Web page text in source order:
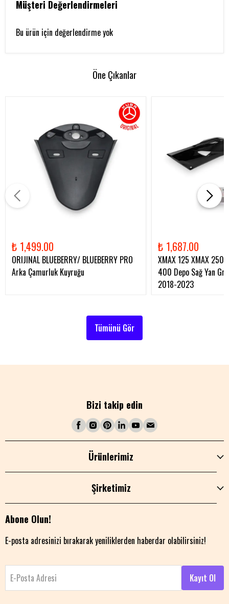
Müşteri Değerlendirmeleri
Bu ürün için değerlendirme yok
Öne Çıkanlar
₺ 1,499.00
ORIJINAL BLUEBERRY/ BLUEBERRY PRO
Arka Çamurluk Kuyruğu
₺ 1,687.00
XMAX 125 XMAX 250
400 Depo Sağ Yan
2018-2023
Tümünü Gör
Bizi takip edin
Ürünlerimiz
Şirketimiz
Abone Olun!
E-posta adresinizi bırakarak yeniliklerden haberdar olabilirsiniz!
E-Posta Adresi Kayıt Ol